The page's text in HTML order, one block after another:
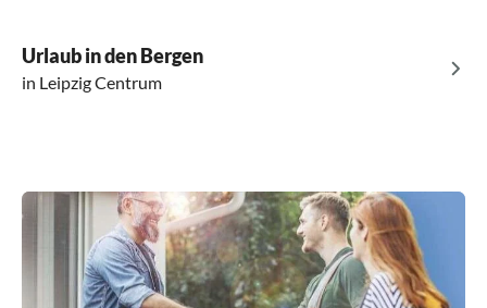
Urlaub in den Bergen
in Leipzig Centrum